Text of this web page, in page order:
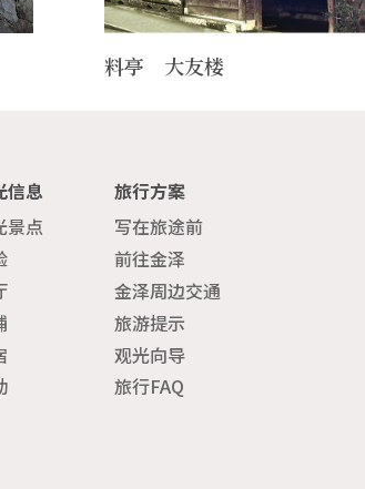
料亭 大友楼
信息
景点
旅行方案
写在旅途前
前往金泽
金泽周边交通
旅游提示
观光向导
旅行FAQ